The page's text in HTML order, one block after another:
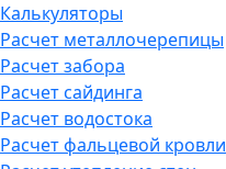
Калькуляторы
Расчет металлочерепицы
Расчет забора
Расчет сайдинга
Расчет водостока
Расчет фальцевой кровли